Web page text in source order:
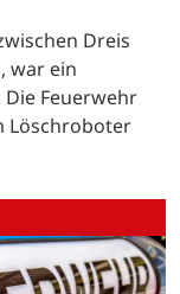
Dreis
war ein
Feuerwehr
Löschroboter